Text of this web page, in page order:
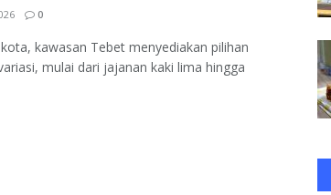
0
kawasan Tebet menyediakan pilihan
mulai dari jajanan kaki lima hingga